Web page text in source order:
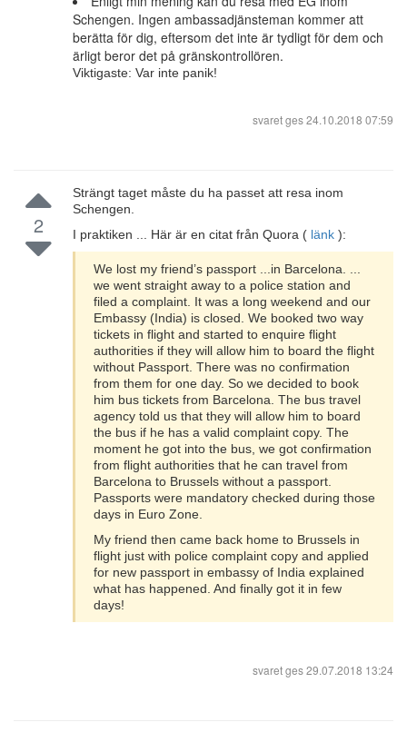
Schengen. Ingen ambassadjänsteman kommer att
berätta för dig, eftersom det inte är tydligt för dem och
ärligt beror det på gränskontrollören.
Viktigaste: Var inte panik!
svaret ges24.10.2018 07:59
2
Strängt taget måste du ha passet att resa inom
Schengen.
I praktiken ... Här är en citat från Quora ( länk ):
We lost my friend’s passport ...in Barcelona. ...
we went straight away to a police station and
filed a complaint. It was a long weekend and our
Embassy (India) is closed. We booked two way
tickets in flight and started to enquire flight
authorities if they will allow him to board the flight
without Passport. There was no confirmation
from them for one day. So we decided to book
him bus tickets from Barcelona. The bus travel
agency told us that they will allow him to board
the bus if he has a valid complaint copy. The
moment he got into the bus, we got confirmation
from flight authorities that he can travel from
Barcelona to Brussels without a passport.
Passports were mandatory checked during those
days in Euro Zone.
My friend then came back home to Brussels in
flight just with police complaint copy and applied
for new passport in embassy of India explained
what has happened. And finally got it in few
days!
svaret ges29.07.2018 13:24